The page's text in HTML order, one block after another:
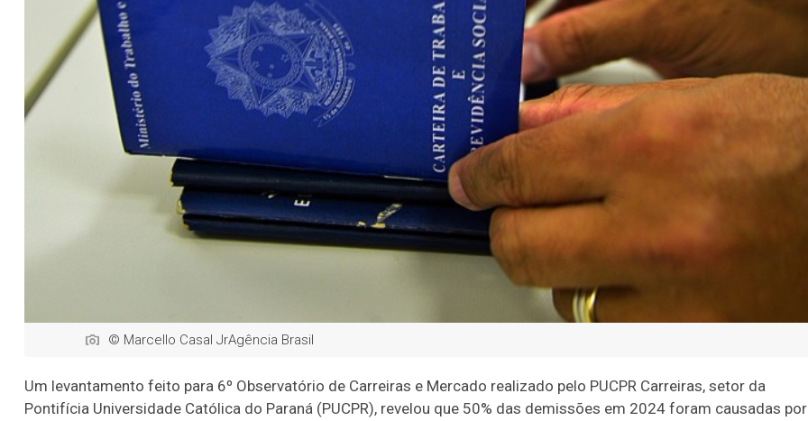
© Marcello Casal JrAgência Brasil
Um levantamento feito para 6º Observatório de Carreiras e Mercado realizado pelo PUCPR Carreiras, setor da
Pontifícia Universidade Católica do Paraná (PUCPR), revelou que 50% das demissões em 2024 foram causadas por